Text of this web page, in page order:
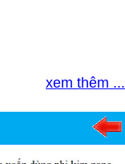
xem thêm ...